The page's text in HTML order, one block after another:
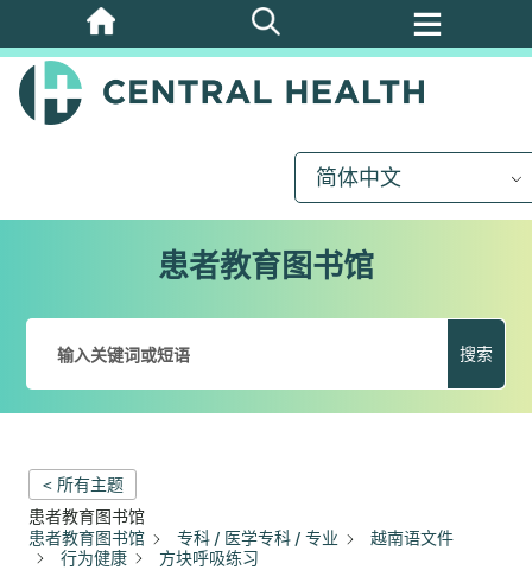
跳
至
主
简体中文
患者教育图书馆
搜索
< 所有主题
患者教育图书馆
患者教育图书馆
专科 / 医学专科 / 专业
越南语文件
行为健康
方块呼吸练习